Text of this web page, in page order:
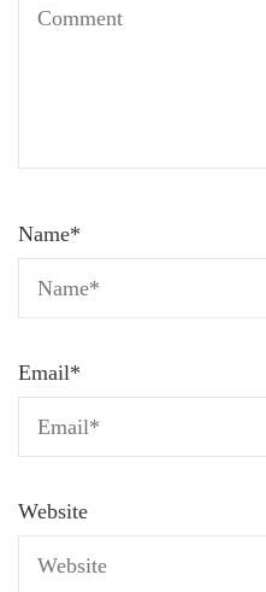
Name*
Email*
Website